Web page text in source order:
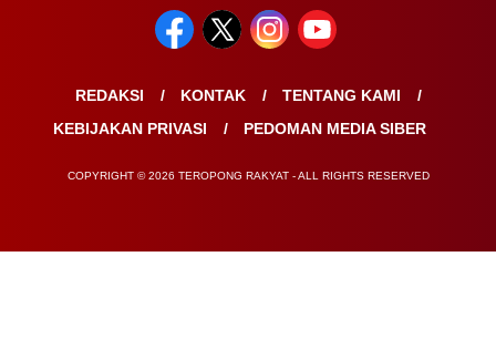
REDAKSI KONTAK
TENTANG KAMI
KEBIJAKAN PRIVASI
PEDOMAN MEDIA SIBER
COPYRIGHT © 2026 TEROPONG RAKYAT - ALL RIGHTS RESERVED